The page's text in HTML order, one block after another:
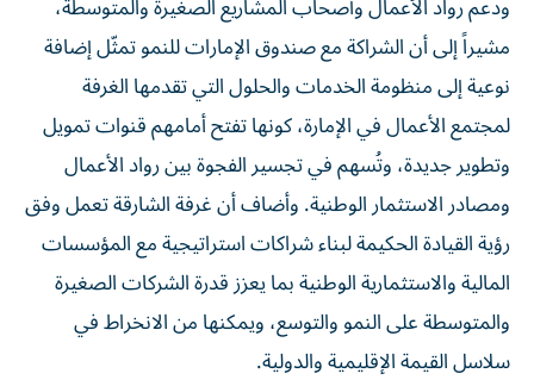
مشيراً إلى أن الشراكة مع صندوق الإمارات للنمو تمثّل إضافة
نوعية إلى منظومة الخدمات والحلول التي تقدمها الغرفة
لمجتمع الأعمال في الإمارة، كونها تفتح أمامهم قنوات تمويل
وتطوير جديدة، وتُسهم في تجسير الفجوة بين رواد الأعمال
ومصادر الاستثمار الوطنية. وأضاف أن غرفة الشارقة تعمل وفق
رؤية القيادة الحكيمة لبناء شراكات استراتيجية مع المؤسسات
المالية والاستثمارية الوطنية بما يعزز قدرة الشركات الصغيرة
والمتوسطة على النمو والتوسع، ويمكنها من الانخراط في
سلاسل القيمة الإقليمية والدولية.